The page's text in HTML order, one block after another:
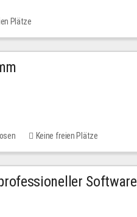
Plätze
Keine freien Plätze
Software